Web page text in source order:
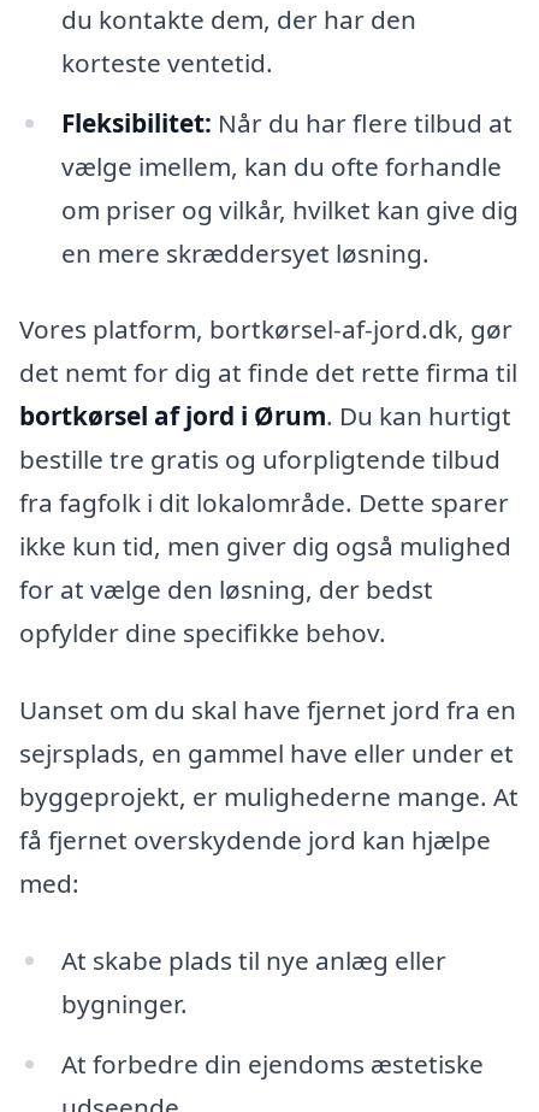
du kontakte dem, der har den
korteste ventetid.
Fleksibilitet: Når du har flere tilbud at
vælge imellem, kan du ofte forhandle
om priser og vilkår, hvilket kan give dig
en mere skræddersyet løsning.
Vores platform, bortkørsel-af-jord.dk, gør
det nemt for dig at finde det rette firma til
bortkørsel af jord i Ørum. Du kan hurtigt
bestille tre gratis og uforpligtende tilbud
fra fagfolk i dit lokalområde. Dette sparer
ikke kun tid, men giver dig også mulighed
for at vælge den løsning, der bedst
opfylder dine specifikke behov.
Uanset om du skal have fjernet jord fra en
sejrsplads, en gammel have eller under et
byggeprojekt, er mulighederne mange. At
få fjernet overskydende jord kan hjælpe
med:
At skabe plads til nye anlæg eller
bygninger.
At forbedre din ejendoms æstetiske